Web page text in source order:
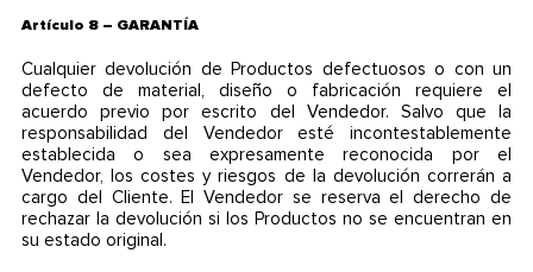
Artículo 8 – GARANTÍA
Cualquier devolución de Productos defectuosos o con un
defecto de material, diseño o fabricación requiere el
acuerdo previo por escrito del Vendedor. Salvo que la
responsabilidad del Vendedor esté incontestablemente
establecida o sea expresamente reconocida por el
Vendedor, los costes y riesgos de la devolución correrán a
cargo del Cliente. El Vendedor se reserva el derecho de
rechazar la devolución si los Productos no se encuentran en
su estado original.